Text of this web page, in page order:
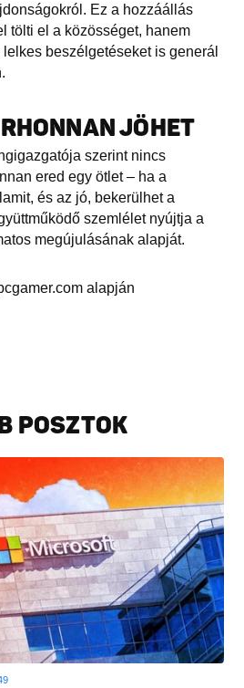
Ez a hozzáállás
tölti el a közösséget, hanem
beszélgetéseket is generál
JÖHET
szerint nincs
ered egy ötlet – ha a
és az jó, bekerülhet a
szemlélet nyújtja a
megújulásának alapját.
alapján
POSZTOK